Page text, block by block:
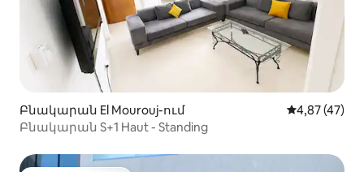
Բնակարան El Mourouj-ում Միջին
4,87 (47)
Բնակարան S+1 Haut - Standing